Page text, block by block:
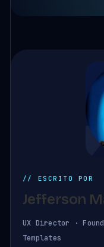
// ESCRITO POR
Jefferson
UX Director ·
Templates